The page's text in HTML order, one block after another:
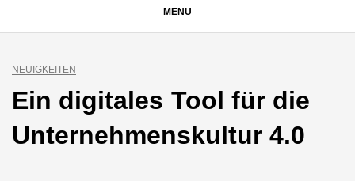
MENU
NEUIGKEITEN
Ein digitales Tool für die
Unternehmenskultur 4.0